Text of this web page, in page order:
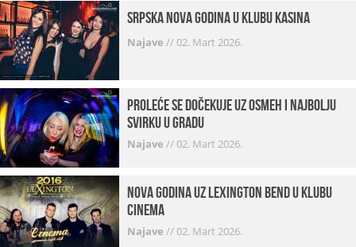
Srpska Nova godina u klubu Kasina
Najave //02. Mart 2026.
Proleće se dočekuje uz osmeh i najbolju
svirku u gradu
Najave //02. Mart 2026.
Nova godina uz Lexington bend u klubu
Cinema
Najave //02. Mart 2026.